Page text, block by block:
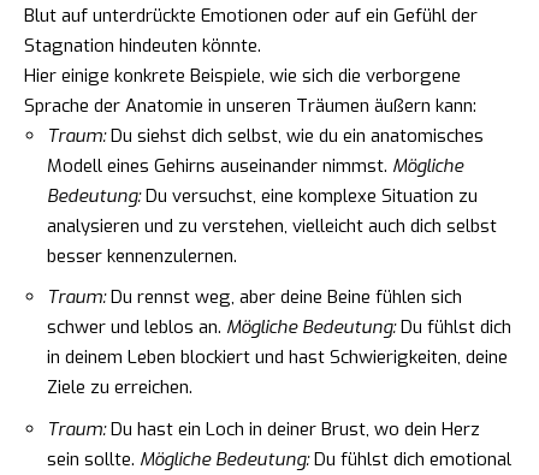
Blut auf unterdrückte Emotionen oder auf ein Gefühl der
Stagnation hindeuten könnte.
Hier einige konkrete Beispiele, wie sich die verborgene
Sprache der Anatomie in unseren Träumen äußern kann:
Traum:Du siehst dich selbst, wie du ein anatomisches
Modell eines Gehirns auseinander nimmst. Mögliche
Bedeutung:Du versuchst, eine komplexe Situation zu
analysieren und zu verstehen, vielleicht auch dich selbst
besser kennenzulernen.
Traum:Du rennst weg, aber deine Beine fühlen sich
schwer und leblos an. Mögliche Bedeutung:Du fühlst dich
in deinem Leben blockiert und hast Schwierigkeiten, deine
Ziele zu erreichen.
Traum:Du hast ein Loch in deiner Brust, wo dein Herz
sein sollte. Mögliche Bedeutung:Du fühlst dich emotional